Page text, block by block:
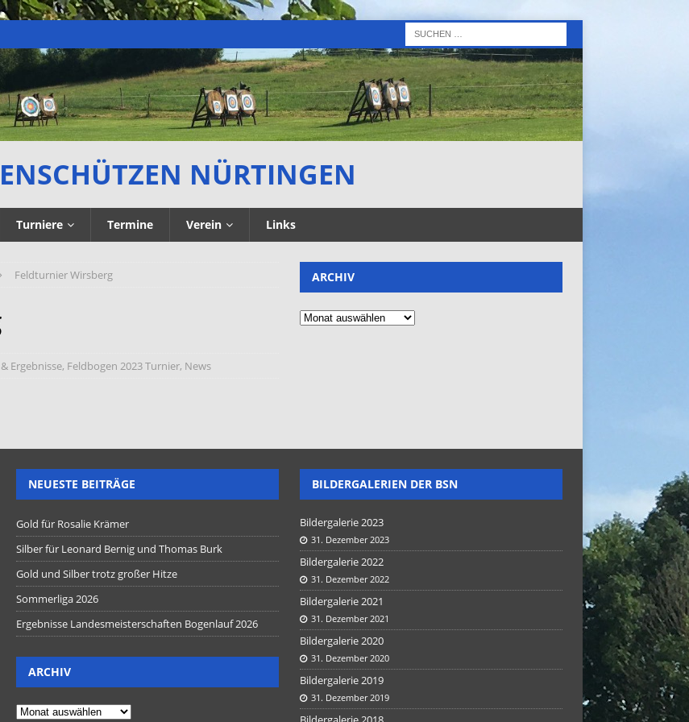
NÜRTINGEN
Turniere Termine Verein Links
Feldturnier Wirsberg
Ergebnisse, Feldbogen 2023 Turnier, News
ARCHIV
NEUESTE BEITRÄGE
Gold für Rosalie Krämer
Silber für Leonard Bernig und Thomas Burk
Gold und Silber trotz großer Hitze
Sommerliga 2026
Ergebnisse Landesmeisterschaften Bogenlauf 2026
ARCHIV
BILDERGALERIEN DER BSN
Bildergalerie 2023
31. Dezember 2023
Bildergalerie 2022
31. Dezember 2022
Bildergalerie 2021
31. Dezember 2021
Bildergalerie 2020
31. Dezember 2020
Bildergalerie 2019
31. Dezember 2019